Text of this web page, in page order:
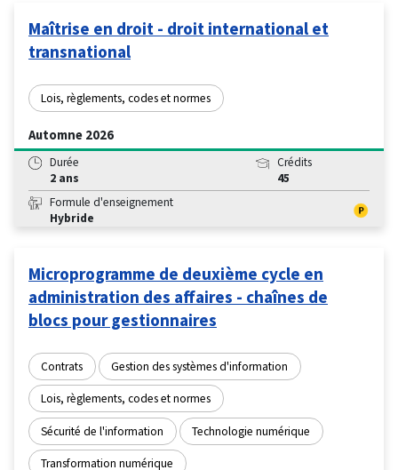
Maîtrise en droit - droit international et
transnational
Lois, règlements, codes et normes
Automne 2026
Durée
2 ans
Crédits
45
Formule d'enseignement
Hybride
Microprogramme de deuxième cycle en
administration des affaires - chaînes de
blocs pour gestionnaires
Contrats Gestion des systèmes d'information
Lois, règlements, codes et normes
Sécurité de l'information Technologie numérique
Transformation numérique